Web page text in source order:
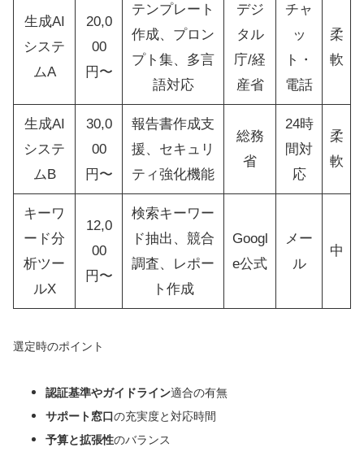
生成AI
システ
ムA
20,0
00
円〜
テンプレート
作成、プロン
プト集、多言
語対応
デジ
タル
庁/経
産省
チャ
ッ
ト・
電話
柔
軟
生成AI
システ
ムB
30,0
00
円〜
報告書作成支
援、セキュリ
ティ強化機能
総務
省
24時
間対
応
柔
軟
キーワ
ード分
析ツー
ルX
12,0
00
円〜
検索キーワー
ド抽出、競合
調査、レポー
ト作成
Googl
e公式
メー
ル
中
選定時のポイント
認証基準やガイドライン適合の有無
サポート窓口の充実度と対応時間
予算と拡張性のバランス